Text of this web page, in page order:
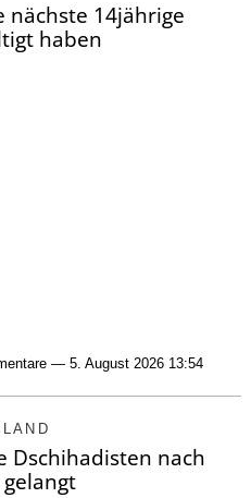
nächste 14jährige
haben
— 5. August 2026 13:54
Dschihadisten nach